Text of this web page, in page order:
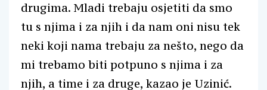
drugima. Mladi trebaju osjetiti da smo
tu s njima i za njih i da nam oni nisu tek
neki koji nama trebaju za nešto, nego da
mi trebamo biti potpuno s njima i za
njih, a time i za druge, kazao je Uzinić.